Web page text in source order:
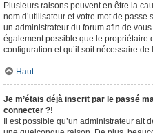
Plusieurs raisons peuvent en être la
nom d’utilisateur et votre mot de passe
un administrateur du forum afin de
également possible que le propriétaire
configuration et qu’il soit nécessaire de
Haut
Je m’étais déjà inscrit par le passé
connecter ?!
Il est possible qu’un administrateur